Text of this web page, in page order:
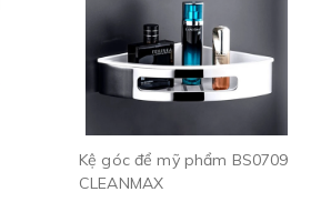
Kệ góc để mỹ phẩm BS0709
CLEANMAX